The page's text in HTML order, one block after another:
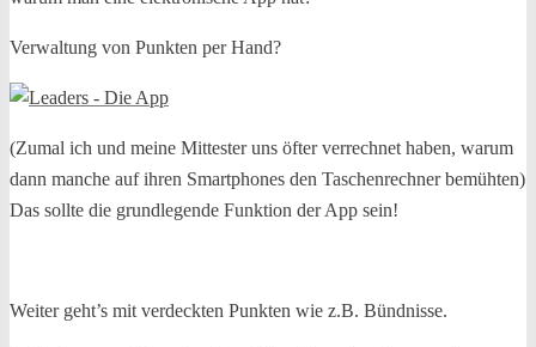
Verwaltung von Punkten per Hand?
(Zumal ich und meine Mittester uns öfter verrechnet haben, warum
dann manche auf ihren Smartphones den Taschenrechner bemühten)
Das sollte die grundlegende Funktion der App sein!
Weiter geht’s mit verdeckten Punkten wie z.B. Bündnisse.